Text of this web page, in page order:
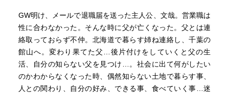
GW明け、メールで退職届を送った主人公、文哉。営業職は
性に合わなかった。そんな時に父が亡くなった。父とは連
絡取っておらず不仲。北海道で暮らす姉ね連絡し、千葉の
館山へ。変わり果てた父…後片付けをしていくと父の生
活、自分の知らない父を見つけ…。社会に出て何がしたい
のかわからなくなった時、偶然知らない土地で暮らす事、
人との関わり、自分の好み、できる事、食べていく事…迷